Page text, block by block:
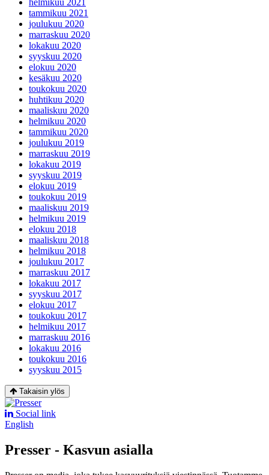
helmikuu 2021
tammikuu 2021
joulukuu 2020
marraskuu 2020
lokakuu 2020
syyskuu 2020
elokuu 2020
kesäkuu 2020
toukokuu 2020
huhtikuu 2020
maaliskuu 2020
helmikuu 2020
tammikuu 2020
joulukuu 2019
marraskuu 2019
lokakuu 2019
syyskuu 2019
elokuu 2019
toukokuu 2019
maaliskuu 2019
helmikuu 2019
elokuu 2018
maaliskuu 2018
helmikuu 2018
joulukuu 2017
marraskuu 2017
lokakuu 2017
syyskuu 2017
elokuu 2017
toukokuu 2017
helmikuu 2017
marraskuu 2016
lokakuu 2016
toukokuu 2016
syyskuu 2015
Takaisin ylös
Social link
English
Presser - Kasvun asialla